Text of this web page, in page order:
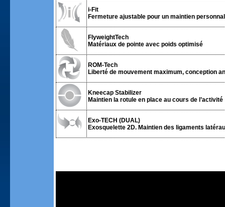
i-Fit
Fermeture ajustable pour un maintien
FlyweightTech
Matériaux de pointe avec poids optimisé
ROM-Tech
Liberté de mouvement maximum, conception
Kneecap Stabilizer
Maintien la rotule en place au cours de l’activité
Exo-TECH (DUAL)
Exosquelette 2D. Maintien des ligaments